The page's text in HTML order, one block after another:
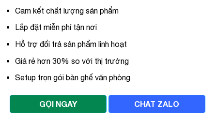
Cam kết chất lượng sản phẩm
Lắp đặt miễn phí tận nơi
Hỗ trợ đổi trả sản phẩm linh hoạt
Giá rẻ hơn 30% so với thị trường
Setup trọn gói bàn ghế văn phòng
GỌI NGAY CHAT ZALO